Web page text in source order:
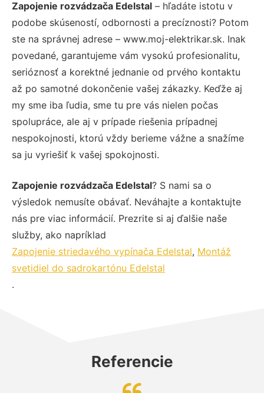
Zapojenie rozvádzača Edelstal – hľadáte istotu v
podobe skúseností, odbornosti a precíznosti? Potom
ste na správnej adrese – www.moj-elektrikar.sk. Inak
povedané, garantujeme vám vysokú profesionalitu,
serióznosť a korektné jednanie od prvého kontaktu
až po samotné dokončenie vašej zákazky. Keďže aj
my sme iba ľudia, sme tu pre vás nielen počas
spolupráce, ale aj v prípade riešenia prípadnej
nespokojnosti, ktorú vždy berieme vážne a snažíme
sa ju vyriešiť k vašej spokojnosti.
Zapojenie rozvádzača Edelstal? S nami sa o
výsledok nemusíte obávať. Neváhajte a kontaktujte
nás pre viac informácií. Prezrite si aj ďalšie naše
služby, ako napríklad
Zapojenie striedavého vypínača Edelstal, Montáž
svetidiel do sadrokartónu Edelstal
.
Referencie